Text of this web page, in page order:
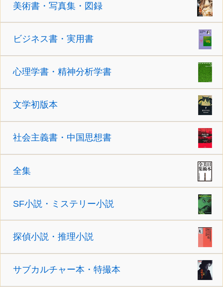
美術書・写真集・図録
ビジネス書・実用書
心理学書・精神分析学書
文学初版本
社会主義書・中国思想書
全集
SF小説・ミステリー小説
探偵小説・推理小説
サブカルチャー本・特撮本